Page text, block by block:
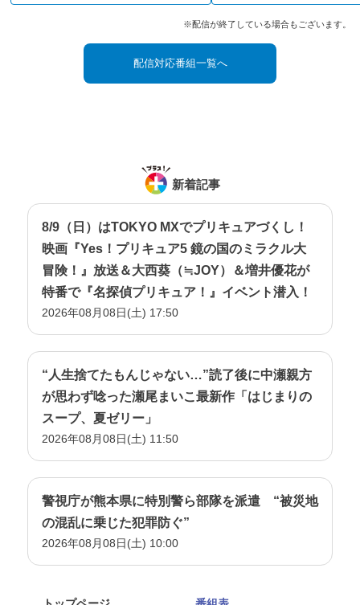
※配信が終了している場合もございます。
配信対応番組一覧へ
新着記事
8/9（日）はTOKYO MXでプリキュアづくし！
映画『Yes！プリキュア5 鏡の国のミラクル大
冒険！』放送＆大西葵（≒JOY）＆増井優花が
特番で『名探偵プリキュア！』イベント潜入！
2026年08月08日(土) 17:50
“人生捨てたもんじゃない…”読了後に中瀬親方
が思わず唸った瀬尾まいこ最新作「はじまりの
スープ、夏ゼリー」
2026年08月08日(土) 11:50
警視庁が熊本県に特別警ら部隊を派遣 “被災地
の混乱に乗じた犯罪防ぐ”
2026年08月08日(土) 10:00